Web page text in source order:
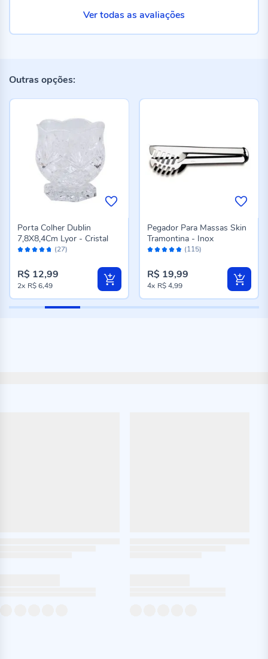
Ver todas as avaliações
Outras opções:
Avaliação: (27)
Porta Colher Dublin
7,8X8,4Cm Lyor - Cristal
R$ 12,99
2x R$ 6,49
Avaliação: (115)
Pegador Para Massas Skin
Tramontina - Inox
R$ 19,99
4x R$ 4,99